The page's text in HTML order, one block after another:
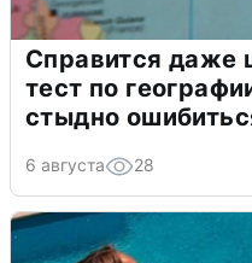
Справится даже
тест по
стыдно
6 августа 28